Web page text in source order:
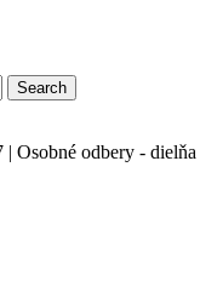
Search
Osobné odbery - dielňa